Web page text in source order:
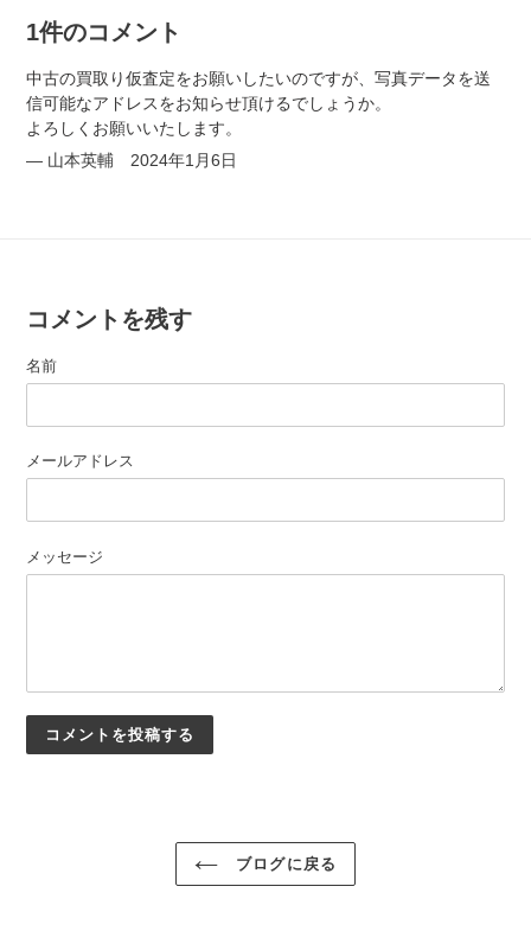
1件のコメント
中古の買取り仮査定をお願いしたいのですが、写真データを送
信可能なアドレスをお知らせ頂けるでしょうか。
よろしくお願いいたします。
山本英輔
2024年1月6日
コメントを残す
名前
メールアドレス
メッセージ
ブログに戻る